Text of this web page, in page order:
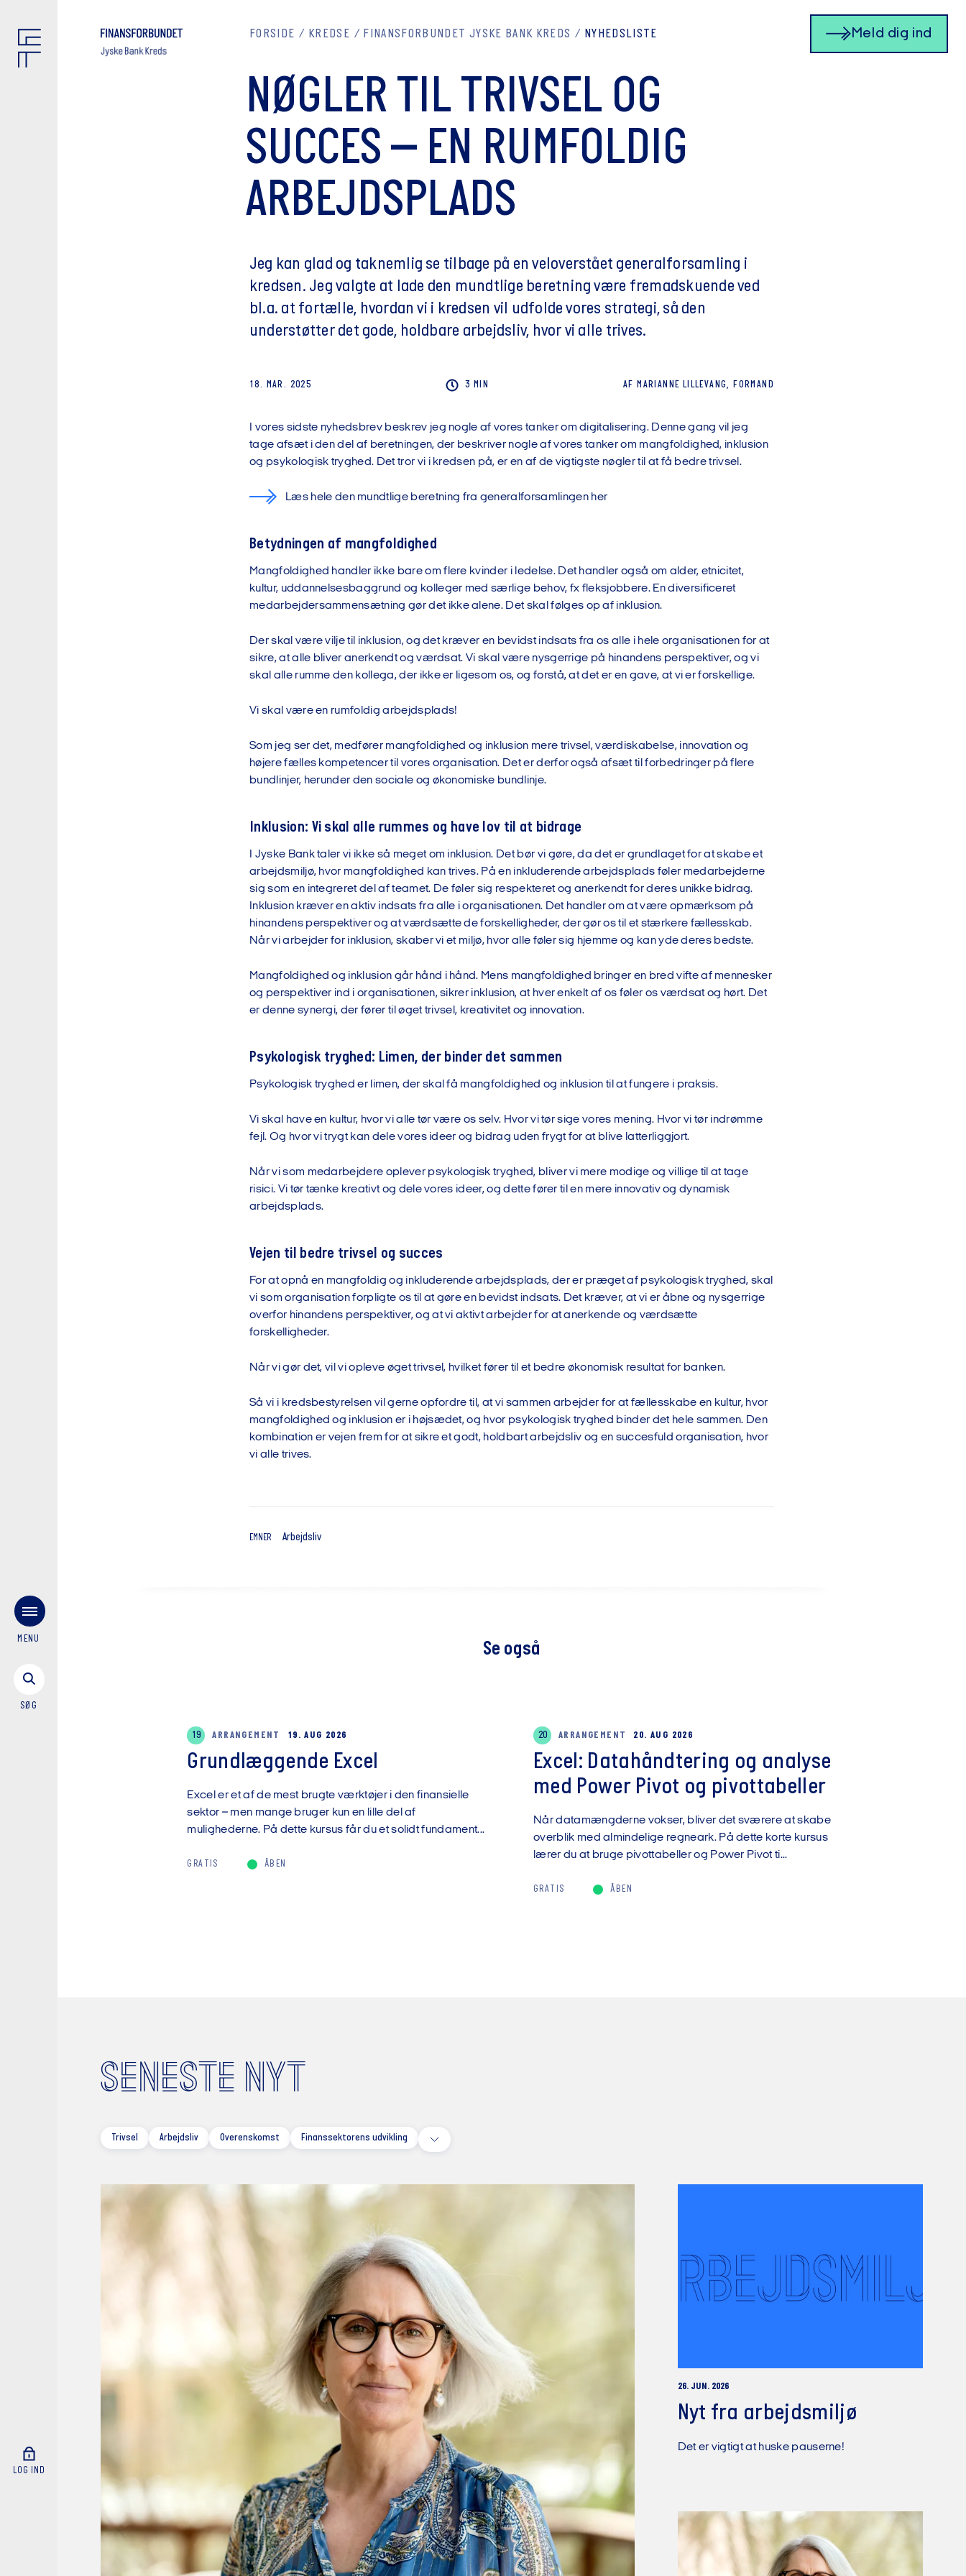
Meld dig ind
MENU
SØG
LOG IND
FORSIDE KREDSE FINANSFORBUNDET JYSKE BANK KREDS NYHEDSLISTE
NØGLER TIL TRIVSEL OG
SUCCES – EN RUMFOLDIG
ARBEJDSPLADS
Jeg kan glad og taknemlig se tilbage på en veloverstået generalforsamling i
kredsen. Jeg valgte at lade den mundtlige beretning være fremadskuende ved
bl.a. at fortælle, hvordan vi i kredsen vil udfolde vores strategi, så den
understøtter det gode, holdbare arbejdsliv, hvor vi alle trives.
18. MAR. 2025 3 MIN AFMARIANNE LILLEVANG, FORMAND
I vores sidste nyhedsbrev beskrev jeg nogle af vores tanker om digitalisering. Denne gang vil jeg
tage afsæt i den del af beretningen, der beskriver nogle af vores tanker om mangfoldighed, inklusion
og psykologisk tryghed. Det tror vi i kredsen på, er en af de vigtigste nøgler til at få bedre trivsel.
Læs hele den mundtlige beretning fra generalforsamlingen her
Betydningen af mangfoldighed
Mangfoldighed handler ikke bare om flere kvinder i ledelse. Det handler også om alder, etnicitet,
kultur, uddannelsesbaggrund og kolleger med særlige behov, fx fleksjobbere. En diversificeret
medarbejdersammensætning gør det ikke alene. Det skal følges op af inklusion.
Der skal være vilje til inklusion, og det kræver en bevidst indsats fra os alle i hele organisationen for at
sikre, at alle bliver anerkendt og værdsat. Vi skal være nysgerrige på hinandens perspektiver, og vi
skal alle rumme den kollega, der ikke er ligesom os, og forstå, at det er en gave, at vi er forskellige.
Vi skal være en rumfoldig arbejdsplads!
Som jeg ser det, medfører mangfoldighed og inklusion mere trivsel, værdiskabelse, innovation og
højere fælles kompetencer til vores organisation. Det er derfor også afsæt til forbedringer på flere
bundlinjer, herunder den sociale og økonomiske bundlinje.
Inklusion: Vi skal alle rummes og have lov til at bidrage
I Jyske Bank taler vi ikke så meget om inklusion. Det bør vi gøre, da det er grundlaget for at skabe et
arbejdsmiljø, hvor mangfoldighed kan trives. På en inkluderende arbejdsplads føler medarbejderne
sig som en integreret del af teamet. De føler sig respekteret og anerkendt for deres unikke bidrag.
Inklusion kræver en aktiv indsats fra alle i organisationen. Det handler om at være opmærksom på
hinandens perspektiver og at værdsætte de forskelligheder, der gør os til et stærkere fællesskab.
Når vi arbejder for inklusion, skaber vi et miljø, hvor alle føler sig hjemme og kan yde deres bedste.
Mangfoldighed og inklusion går hånd i hånd. Mens mangfoldighed bringer en bred vifte af mennesker
og perspektiver ind i organisationen, sikrer inklusion, at hver enkelt af os føler os værdsat og hørt. Det
er denne synergi, der fører til øget trivsel, kreativitet og innovation.
Psykologisk tryghed: Limen, der binder det sammen
Psykologisk tryghed er limen, der skal få mangfoldighed og inklusion til at fungere i praksis.
Vi skal have en kultur, hvor vi alle tør være os selv. Hvor vi tør sige vores mening. Hvor vi tør indrømme
fejl. Og hvor vi trygt kan dele vores ideer og bidrag uden frygt for at blive latterliggjort.
Når vi som medarbejdere oplever psykologisk tryghed, bliver vi mere modige og villige til at tage
risici. Vi tør tænke kreativt og dele vores ideer, og dette fører til en mere innovativ og dynamisk
arbejdsplads.
Vejen til bedre trivsel og succes
For at opnå en mangfoldig og inkluderende arbejdsplads, der er præget af psykologisk tryghed, skal
vi som organisation forpligte os til at gøre en bevidst indsats. Det kræver, at vi er åbne og nysgerrige
overfor hinandens perspektiver, og at vi aktivt arbejder for at anerkende og værdsætte
forskelligheder.
Når vi gør det, vil vi opleve øget trivsel, hvilket fører til et bedre økonomisk resultat for banken.
Så vi i kredsbestyrelsen vil gerne opfordre til, at vi sammen arbejder for at fællesskabe en kultur, hvor
mangfoldighed og inklusion er i højsædet, og hvor psykologisk tryghed binder det hele sammen. Den
kombination er vejen frem for at sikre et godt, holdbart arbejdsliv og en succesfuld organisation, hvor
vi alle trives.
EMNER Arbejdsliv
Se også
19 ARRANGEMENT 19. AUG 2026
Grundlæggende Excel
Excel er et af de mest brugte værktøjer i den finansielle
sektor – men mange bruger kun en lille del af
mulighederne. På dette kursus får du et solidt fundament...
GRATIS ÅBEN
20 ARRANGEMENT 20. AUG 2026
Excel: Datahåndtering og analyse
med Power Pivot og pivottabeller
Når datamængderne vokser, bliver det sværere at skabe
overblik med almindelige regneark. På dette korte kursus
lærer du at bruge pivottabeller og Power Pivot ti...
GRATIS ÅBEN
SENESTE NYT
Trivsel Arbejdsliv Overenskomst Finanssektorens udvikling
26. JUN. 2026
Nyt fra arbejdsmiljø
Det er vigtigt at huske pauserne!